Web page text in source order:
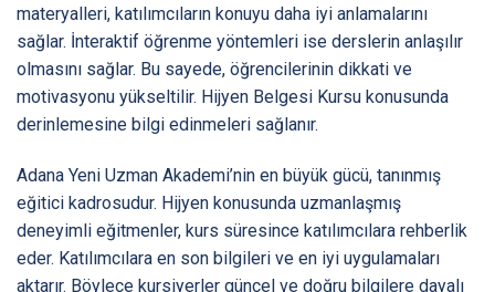
materyalleri, katılımcıların konuyu daha iyi anlamalarını
sağlar. İnteraktif öğrenme yöntemleri ise derslerin anlaşılır
olmasını sağlar. Bu sayede, öğrencilerinin dikkati ve
motivasyonu yükseltilir. Hijyen Belgesi Kursu konusunda
derinlemesine bilgi edinmeleri sağlanır.
Adana Yeni Uzman Akademi’nin en büyük gücü, tanınmış
eğitici kadrosudur. Hijyen konusunda uzmanlaşmış
deneyimli eğitmenler, kurs süresince katılımcılara rehberlik
eder. Katılımcılara en son bilgileri ve en iyi uygulamaları
aktarır. Böylece kursiyerler güncel ve doğru bilgilere dayalı